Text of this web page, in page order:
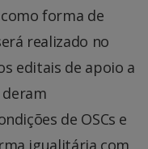
forma de
realizado no
editais de apoio a
de OSCs e
igualitária com